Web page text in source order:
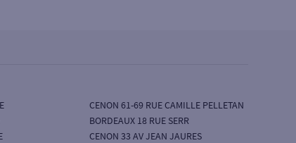
CENON 61-69 RUE CAMILLE PELLETAN
BORDEAUX 18 RUE SERR
CENON 33 AV JEAN JAURES